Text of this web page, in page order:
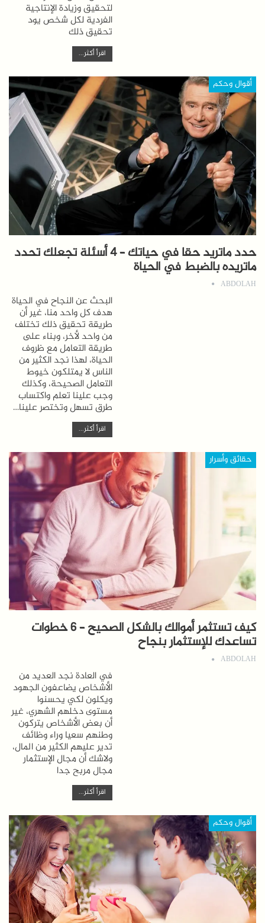
لتحقيق وزيادة الإنتاجية
الفردية لكل شخص يود
تحقيق ذلك
اقرأ أكثر...
أقوال وحكم
حدد ماتريد حقا في حياتك – 4 أسئلة تجعلك تحدد
ماتريده بالضبط في الحياة
ABDOLAH
البحث عن النجاح في الحياة
هدف كل واحد منا، غير أن
طريقة تحقيق ذلك تختلف
من واحد لأخر، وبناء على
طريقة التعامل مع ظروف
الحياة، لهذا نجد الكثير من
الناس لا يمتلكون خيوط
التعامل الصحيحة، وكذلك
وجب علينا تعلم واكتساب
طرق تسهل وتختصر علينا…
اقرأ أكثر...
حقائق وأسرار
كيف تستثمر أموالك بالشكل الصحيح – 6 خطوات
تساعدك للإستثمار بنجاح
ABDOLAH
في العادة نجد العديد من
الأشخاص يضاعفون الجهود
ويكلون لكي يحسنوا
مستوى دخلهم الشهري، غير
أن بعض الأشخاص يتركون
وطنهم سعيا وراء وظائف
تدير عليهم الكثير من المال،
ولاشك أن مجال الإستثمار
مجال مربح جدا
اقرأ أكثر...
أقوال وحكم